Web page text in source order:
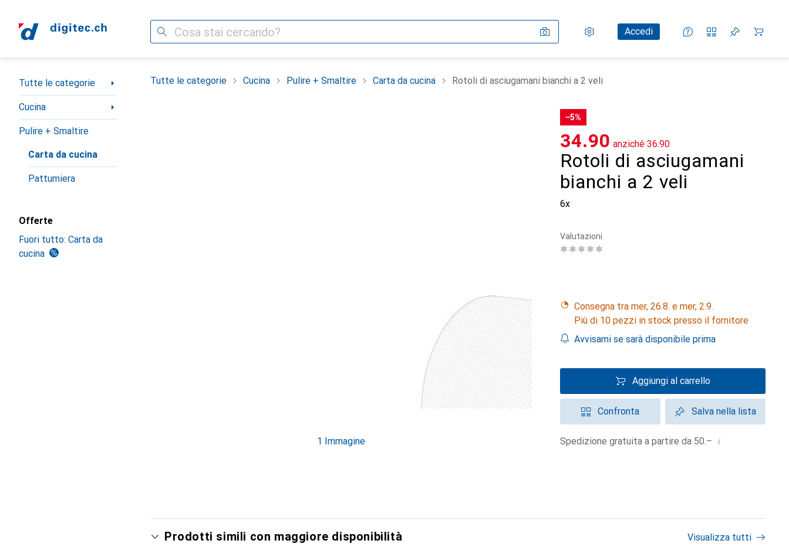
Cerca Impostazioni
Conto clienteAccedi
Liste di confronto
Liste dei desideri
Carrello
Categoria Navigazione
Tutte le categorie
Cucina
Pulire + Smaltire
Carta da cucina
Pattumiera
Offerte
Fuori tutto: Carta da
cucina
Tutte le categorie Cucina Pulire + Smaltire Carta da cucina Rotoli di asciugamani bianchi a 2 veli
1 Immagine
−5%
Rotoli di asciugamani
bianchi a 2 veli
6x
CHF
34.90 anziché CHF
36.90
Valutazioni
Consegna tra mer, 26.8. e mer, 2.9.
Più di 10 pezzi in stock presso il fornitore
Avvisami se sarà disponibile prima
Aggiungi al carrello
Confronta Salva nella lista
Spedizione gratuita a partire da 50.– i
Prodotti simili con maggiore disponibilità Visualizza tutti